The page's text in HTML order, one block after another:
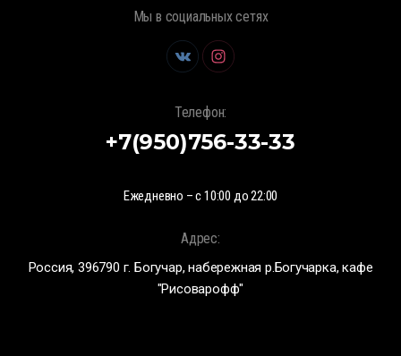
Телефон:
+7(950)756-33-33
Ежедневно – с 10:00 до 22:00
Адрес:
Россия, 396790 г. Богучар, набережная р.Богучарка, кафе
"Рисоварофф"
Мы в социальных сетях